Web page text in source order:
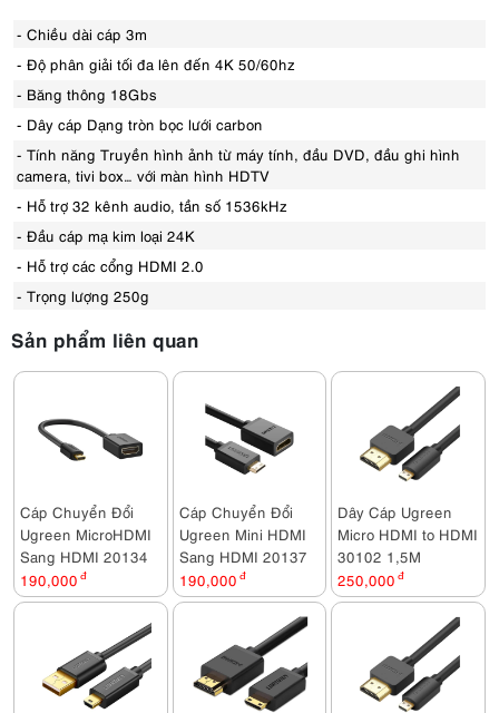
- Chiều dài cáp 3m
- Độ phân giải tối đa lên đến 4K 50/60hz
- Băng thông 18Gbs
- Dây cáp Dạng tròn bọc lưới carbon
- Tính năng Truyền hình ảnh từ máy tính, đầu DVD, đầu ghi hình
camera, tivi box… với màn hình HDTV
- Hỗ trợ 32 kênh audio, tần số 1536kHz
- Đầu cáp mạ kim loại 24K
- Hỗ trợ các cổng HDMI 2.0
- Trọng lượng 250g
Sản phẩm liên quan
Cáp Chuyển Đổi
Ugreen MicroHDMI
Sang HDMI 20134
190,000 đ
Cáp Chuyển Đổi
Ugreen Mini HDMI
Sang HDMI 20137
190,000 đ
Dây Cáp Ugreen
Micro HDMI to HDMI
30102 1,5M
250,000 đ